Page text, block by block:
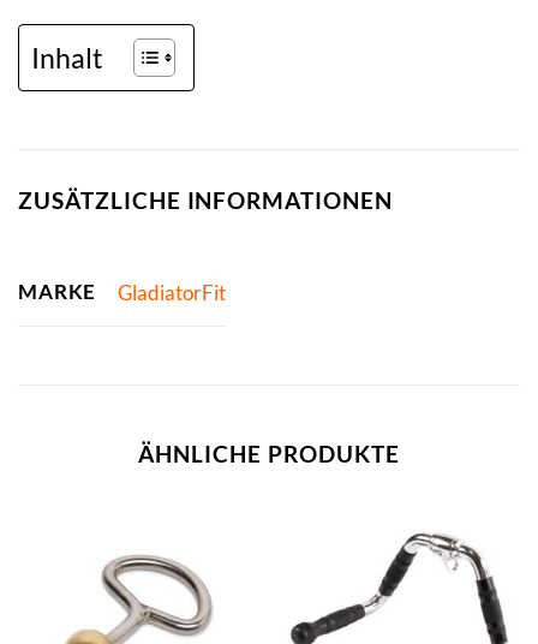
Inhalt
ZUSÄTZLICHE INFORMATIONEN
MARKE GladiatorFit
ÄHNLICHE PRODUKTE